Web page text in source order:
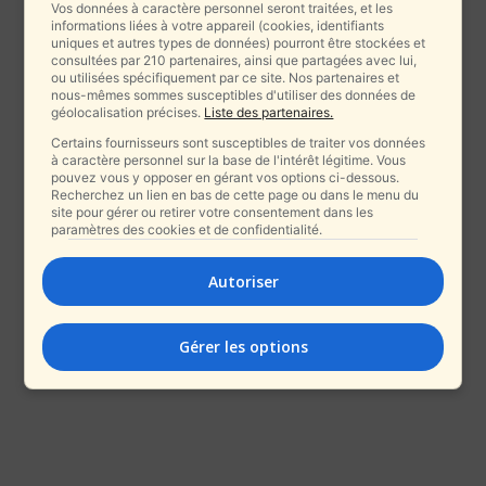
Vos données à caractère personnel seront traitées, et les
informations liées à votre appareil (cookies, identifiants
uniques et autres types de données) pourront être stockées et
consultées par 210 partenaires, ainsi que partagées avec lui,
ou utilisées spécifiquement par ce site. Nos partenaires et
nous-mêmes sommes susceptibles d'utiliser des données de
géolocalisation précises. Liste des partenaires.
Certains fournisseurs sont susceptibles de traiter vos données
à caractère personnel sur la base de l'intérêt légitime. Vous
pouvez vous y opposer en gérant vos options ci-dessous.
Recherchez un lien en bas de cette page ou dans le menu du
site pour gérer ou retirer votre consentement dans les
paramètres des cookies et de confidentialité.
Autoriser
Gérer les options